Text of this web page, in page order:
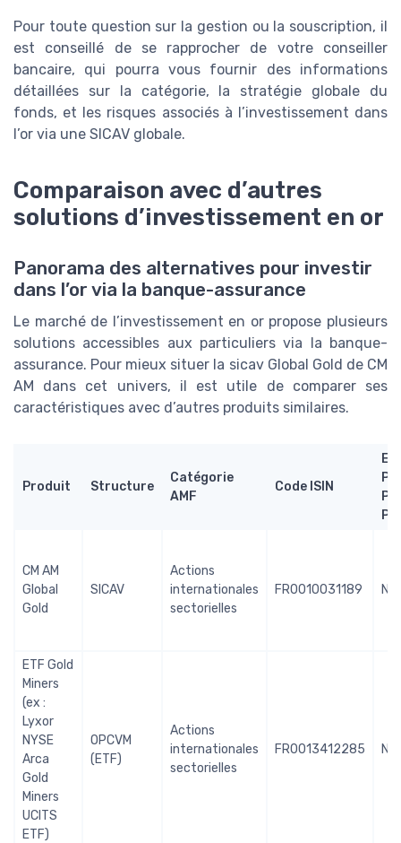
Pour toute question sur la gestion ou la souscription, il
est conseillé de se rapprocher de votre conseiller
bancaire, qui pourra vous fournir des informations
détaillées sur la catégorie, la stratégie globale du
fonds, et les risques associés à l’investissement dans
l’or via une SICAV globale.
Comparaison avec d’autres
solutions d’investissement en or
Panorama des alternatives pour investir
dans l’or via la banque-assurance
Le marché de l’investissement en or propose plusieurs
solutions accessibles aux particuliers via la banque-
assurance. Pour mieux situer la sicav Global Gold de CM
AM dans cet univers, il est utile de comparer ses
caractéristiques avec d’autres produits similaires.
Produit Structure
Catégorie
AMF
Code ISIN
CM AM
Global
Gold
SICAV
Actions
internationales
sectorielles
FR0010031189
ETF Gold
Miners
(ex :
Lyxor
NYSE
Arca
Gold
Miners
UCITS
ETF)
OPCVM
(ETF)
Actions
internationales
sectorielles
FR0013412285